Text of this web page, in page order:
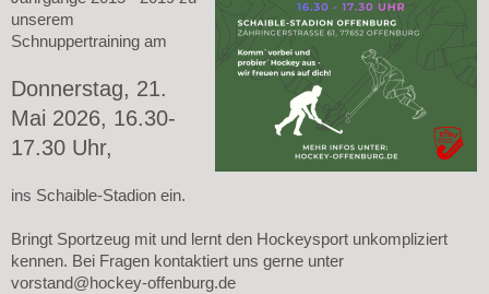
unserem
Schnuppertraining am
Donnerstag, 21.
Mai 2026, 16.30-
17.30 Uhr,
ins Schaible-Stadion ein.
Bringt Sportzeug mit und lernt den Hockeysport unkompliziert
kennen. Bei Fragen kontaktiert uns gerne unter
vorstand@hockey-offenburg.de